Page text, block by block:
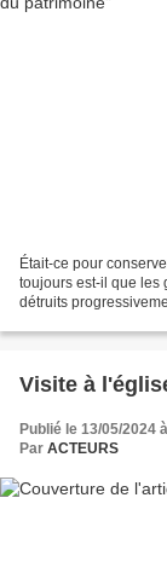
Était-ce pour
toujours est-il que les
détruits
Visite à
Publié le 13/05/2024
Par ACTEURS